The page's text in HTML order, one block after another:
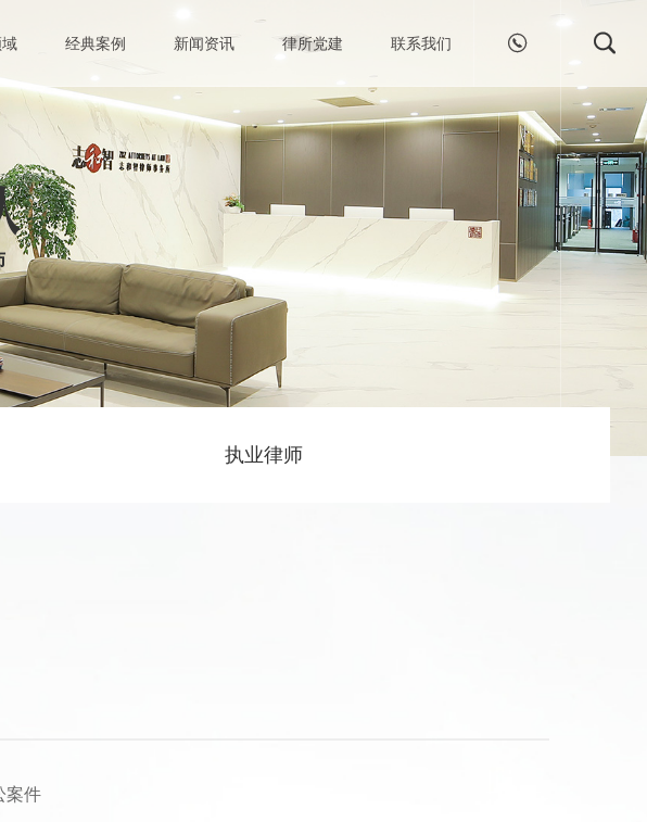
经典案例 新闻资讯 律所党建 联系我们  
执业律师
案件